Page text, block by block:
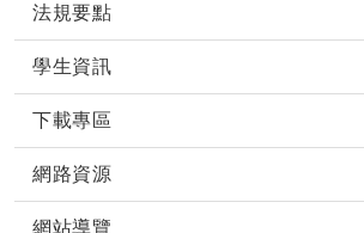
法規要點
學生資訊
下載專區
網路資源
網站導覽